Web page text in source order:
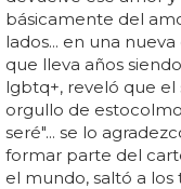
básicamente del
lados... en una
que lleva años
lgbtq+, reveló que el
orgullo de
seré"... se lo
formar parte del
el mundo, saltó a los